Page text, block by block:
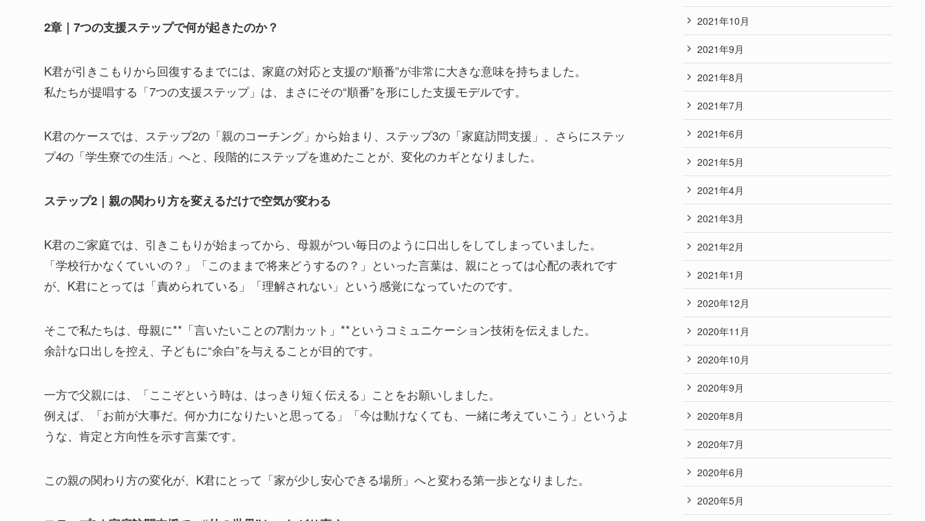
2章｜7つの支援ステップで何が起きたのか？
K君が引きこもりから回復するまでには、家庭の対応と支援の“順番”が非常に大きな意味を持ちました。
私たちが提唱する「7つの支援ステップ」は、まさにその“順番”を形にした支援モデルです。
K君のケースでは、ステップ2の「親のコーチング」から始まり、ステップ3の「家庭訪問支援」、さらにステッ
プ4の「学生寮での生活」へと、段階的にステップを進めたことが、変化のカギとなりました。
ステップ2｜親の関わり方を変えるだけで空気が変わる
K君のご家庭では、引きこもりが始まってから、母親がつい毎日のように口出しをしてしまっていました。
「学校行かなくていいの？」「このままで将来どうするの？」といった言葉は、親にとっては心配の表れです
が、K君にとっては「責められている」「理解されない」という感覚になっていたのです。
そこで私たちは、母親に**「言いたいことの7割カット」**というコミュニケーション技術を伝えました。
余計な口出しを控え、子どもに“余白”を与えることが目的です。
一方で父親には、「ここぞという時は、はっきり短く伝える」ことをお願いしました。
例えば、「お前が大事だ。何か力になりたいと思ってる」「今は動けなくても、一緒に考えていこう」というよ
うな、肯定と方向性を示す言葉です。
この親の関わり方の変化が、K君にとって「家が少し安心できる場所」へと変わる第一歩となりました。
2021年10月
2021年9月
2021年8月
2021年7月
2021年6月
2021年5月
2021年4月
2021年3月
2021年2月
2021年1月
2020年12月
2020年11月
2020年10月
2020年9月
2020年8月
2020年7月
2020年6月
2020年5月